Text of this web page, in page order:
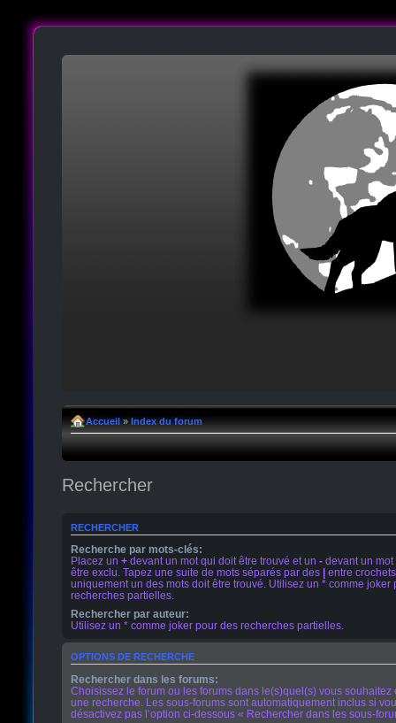
Accueil » Index du forum
Rechercher
RECHERCHER
Recherche par mots-clés:
Placez un + devant un mot qui doit être trouvé et un - devant un mot
être exclu. Tapez une suite de mots séparés par des | entre
uniquement un des mots doit être trouvé. Utilisez un * comme joker
recherches partielles.
Rechercher par auteur:
Utilisez un * comme joker pour des recherches partielles.
OPTIONS DE RECHERCHE
Rechercher dans les forums:
Choisissez le forum ou les forums dans le(s)quel(s) vous souhaitez
une recherche. Les sous-forums sont automatiquement inclus si
désactivez pas l’option ci-dessous « Rechercher dans les sous-